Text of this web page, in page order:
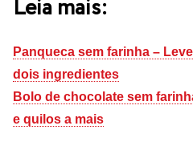
Leia mais:
Panqueca sem farinha –
dois ingredientes
Bolo de chocolate sem
e quilos a mais